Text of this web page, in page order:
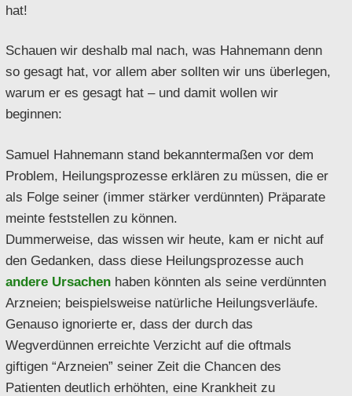
hat!
Schauen wir deshalb mal nach, was Hahnemann denn
so gesagt hat, vor allem aber sollten wir uns überlegen,
warum er es gesagt hat – und damit wollen wir
beginnen:
Samuel Hahnemann stand bekanntermaßen vor dem
Problem, Heilungsprozesse erklären zu müssen, die er
als Folge seiner (immer stärker verdünnten) Präparate
meinte feststellen zu können.
Dummerweise, das wissen wir heute, kam er nicht auf
den Gedanken, dass diese Heilungsprozesse auch
andere Ursachen haben könnten als seine verdünnten
Arzneien; beispielsweise natürliche Heilungsverläufe.
Genauso ignorierte er, dass der durch das
Wegverdünnen erreichte Verzicht auf die oftmals
giftigen “Arzneien” seiner Zeit die Chancen des
Patienten deutlich erhöhten, eine Krankheit zu